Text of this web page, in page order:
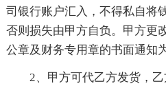
司银行账户汇入，不得私自将
否则损失由甲方自负。甲方更
公章及财务专用章的书面通知
2、甲方可代乙方发货，